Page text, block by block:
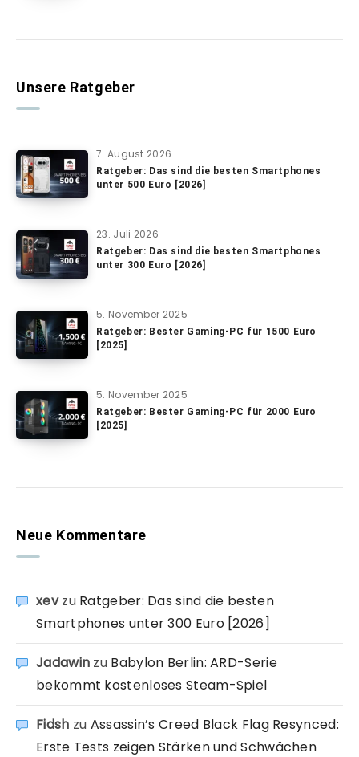
Unsere Ratgeber
7. August 2026
Ratgeber: Das sind die besten Smartphones
unter 500 Euro [2026]
23. Juli 2026
Ratgeber: Das sind die besten Smartphones
unter 300 Euro [2026]
5. November 2025
Ratgeber: Bester Gaming-PC für 1500 Euro
[2025]
5. November 2025
Ratgeber: Bester Gaming-PC für 2000 Euro
[2025]
Neue Kommentare
xevzu Ratgeber: Das sind die besten
Smartphones unter 300 Euro [2026]
Jadawin zu Babylon Berlin: ARD-Serie
bekommt kostenloses Steam-Spiel
Fidsh zu Assassin’s Creed Black Flag Resynced:
Erste Tests zeigen Stärken und Schwächen